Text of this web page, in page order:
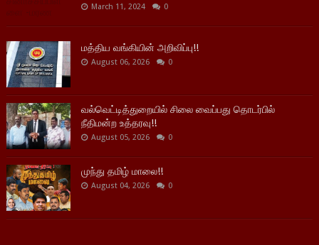
March 11, 2024 0
மத்திய வங்கியின் அறிவிப்பு!!
August 06, 2026 0
வல்வெட்டித்துறையில் சிலை வைப்பது தொடர்பில்
நீதிமன்ற உத்தரவு!!
August 05, 2026 0
முந்து தமிழ் மாலை!!
August 04, 2026 0